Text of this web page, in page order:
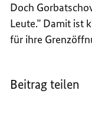
Doch
Leute.” Damit ist
für ihre
Beitrag teilen